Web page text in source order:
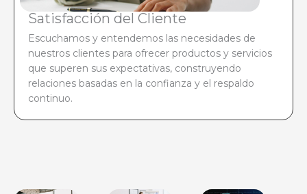
Satisfacción del Cliente
Escuchamos y entendemos las necesidades de
nuestros clientes para ofrecer productos y servicios
que superen sus expectativas, construyendo
relaciones basadas en la confianza y el respaldo
continuo.